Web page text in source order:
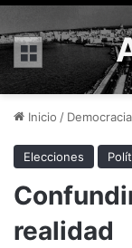
Menú
Inicio /
Elecciones
realidad